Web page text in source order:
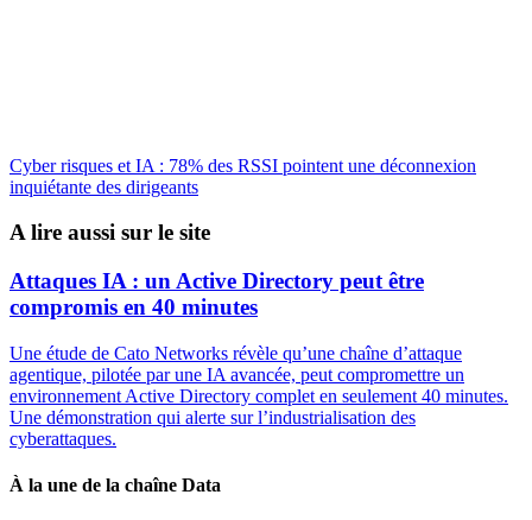
Cyber risques et IA : 78% des RSSI pointent une déconnexion
inquiétante des dirigeants
A lire aussi sur le site
Attaques IA : un Active Directory peut être
compromis en 40 minutes
Une étude de Cato Networks révèle qu’une chaîne d’attaque
agentique, pilotée par une IA avancée, peut compromettre un
environnement Active Directory complet en seulement 40 minutes.
Une démonstration qui alerte sur l’industrialisation des
cyberattaques.
À la une de la chaîne Data